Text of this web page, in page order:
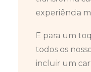
experiência
E para um
todos os
incluir um